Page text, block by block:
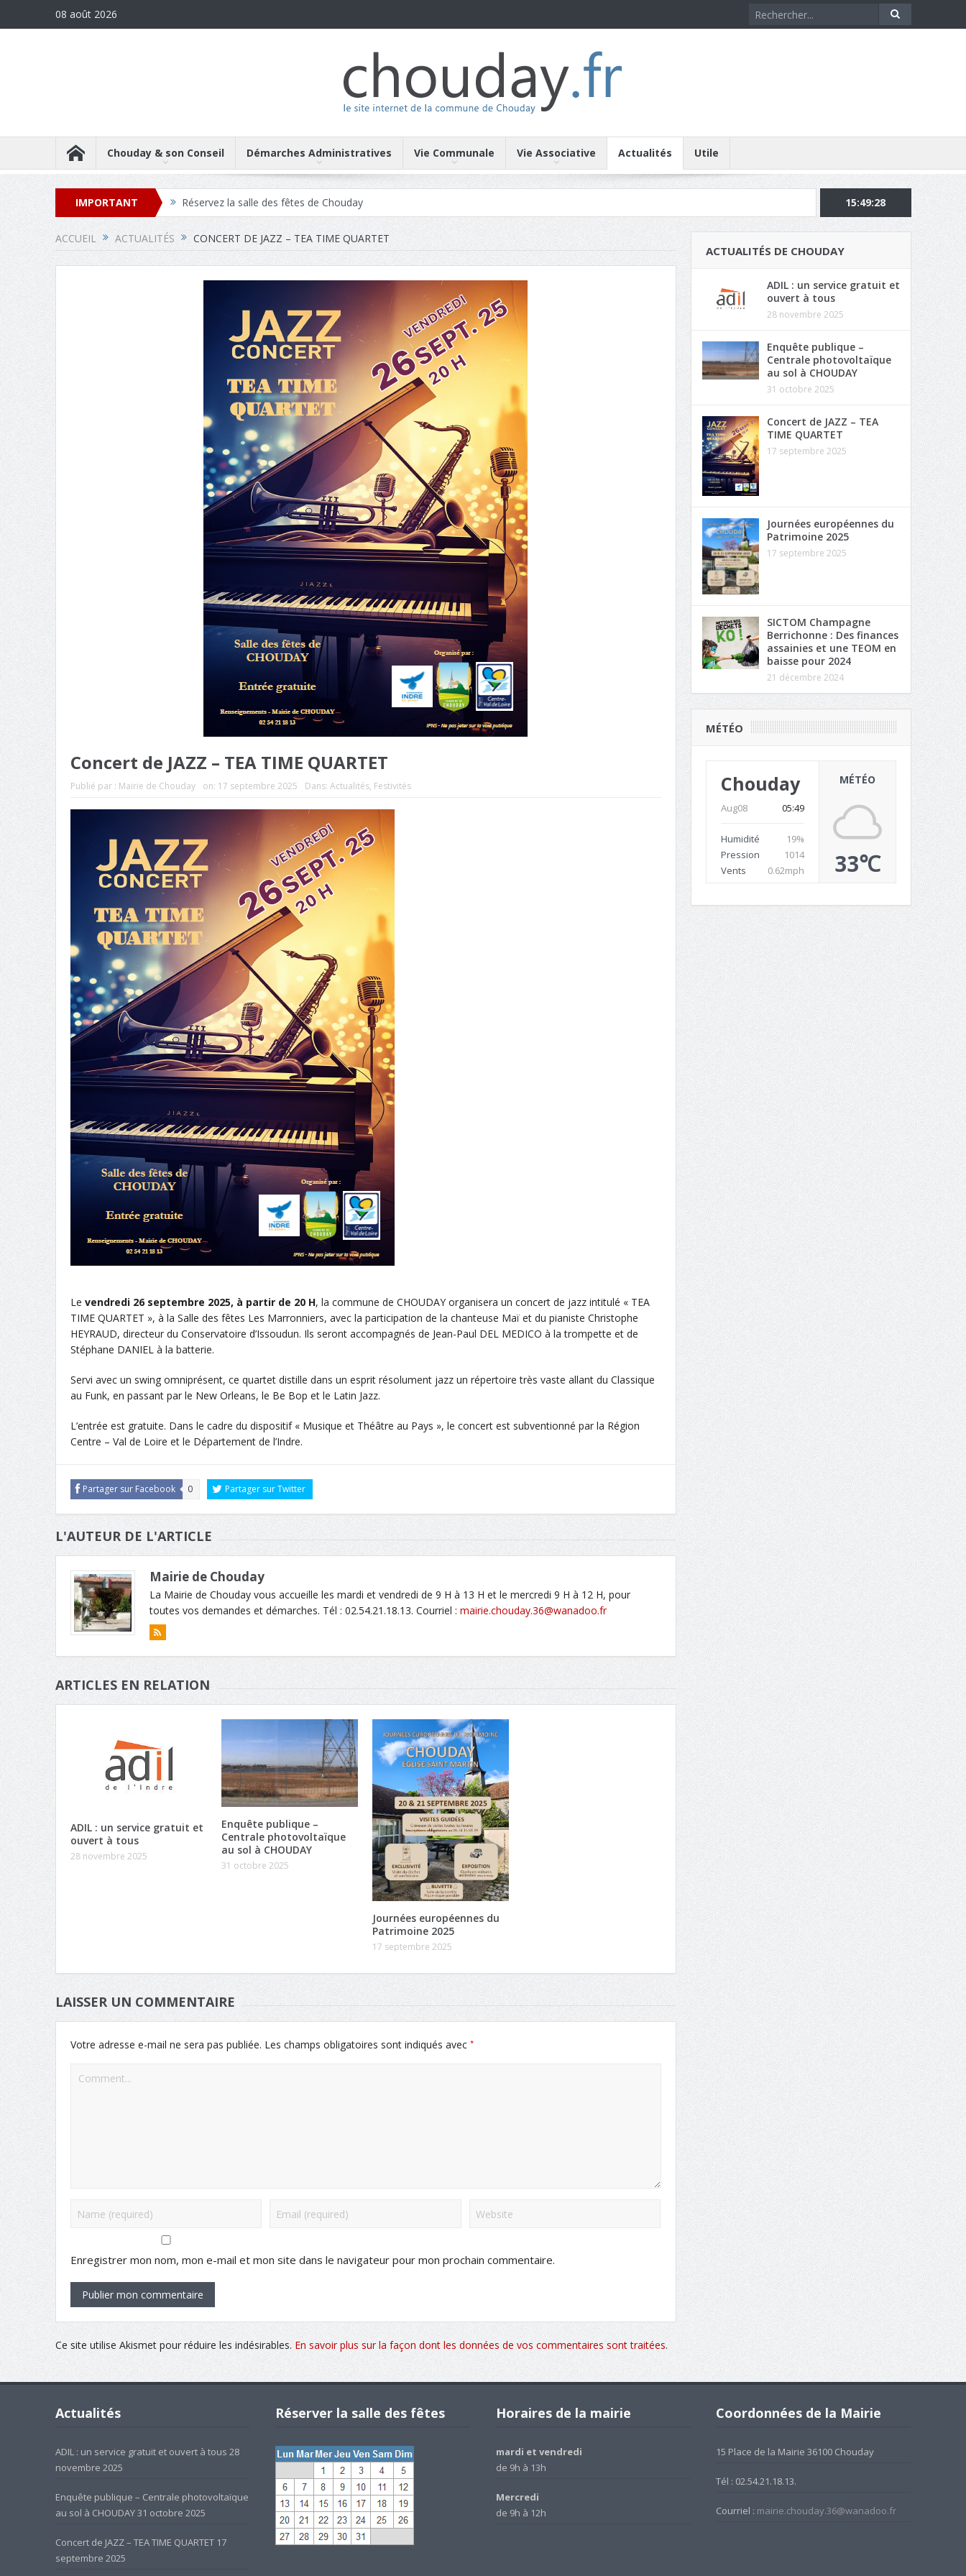
08 août 2026
Chouday & son Conseil Démarches Administratives Vie Communale Vie Associative Actualités Utile
IMPORTANT
Réservez la maison des associations de Chouday
Téléchargez les comptes-rendus des conseils municipaux de Chouday
Réservez la salle des fêtes de Chouday
15:49:29
ACCUEIL ACTUALITÉS CONCERT DE JAZZ – TEA TIME QUARTET
Concert de JAZZ – TEA TIME QUARTET
Publié par : Mairie de Chouday on: 17 septembre 2025 Dans: Actualités, Festivités
Le vendredi 26 septembre 2025, à partir de 20 H, la commune de CHOUDAY organisera un concert de jazz intitulé « TEA
TIME QUARTET », à la Salle des fêtes Les Marronniers, avec la participation de la chanteuse Maï et du pianiste Christophe
HEYRAUD, directeur du Conservatoire d’Issoudun. Ils seront accompagnés de Jean-Paul DEL MEDICO à la trompette et de
Stéphane DANIEL à la batterie.
Servi avec un swing omniprésent, ce quartet distille dans un esprit résolument jazz un répertoire très vaste allant du Classique
au Funk, en passant par le New Orleans, le Be Bop et le Latin Jazz.
L’entrée est gratuite. Dans le cadre du dispositif « Musique et Théâtre au Pays », le concert est subventionné par la Région
Centre – Val de Loire et le Département de l’Indre.
Partager sur Facebook 0 Partager sur Twitter
L'AUTEUR DE L'ARTICLE
Mairie de Chouday
La Mairie de Chouday vous accueille les mardi et vendredi de 9 H à 13 H et le mercredi 9 H à 12 H, pour
toutes vos demandes et démarches. Tél : 02.54.21.18.13. Courriel : mairie.chouday.36@wanadoo.fr
ARTICLES EN RELATION
ADIL : un service gratuit et
ouvert à tous
28 novembre 2025
Enquête publique –
Centrale photovoltaïque
au sol à CHOUDAY
31 octobre 2025
Journées européennes du
Patrimoine 2025
17 septembre 2025
LAISSER UN COMMENTAIRE
Votre adresse e-mail ne sera pas publiée. Les champs obligatoires sont indiqués avec *
Enregistrer mon nom, mon e-mail et mon site dans le navigateur pour mon prochain commentaire.
Ce site utilise Akismet pour réduire les indésirables. En savoir plus sur la façon dont les données de vos commentaires sont traitées.
ACTUALITÉS DE CHOUDAY
ADIL : un service gratuit et
ouvert à tous
28 novembre 2025
Enquête publique –
Centrale photovoltaïque
au sol à CHOUDAY
31 octobre 2025
Concert de JAZZ – TEA
TIME QUARTET
17 septembre 2025
Journées européennes du
Patrimoine 2025
17 septembre 2025
SICTOM Champagne
Berrichonne : Des finances
assainies et une TEOM en
baisse pour 2024
21 décembre 2024
MÉTÉO
Chouday
Aug08 05:49
Humidité
19%
Pression
1014
Vents
0.62mph
MÉTÉO
33℃
Actualités
ADIL : un service gratuit et ouvert à tous 28
novembre 2025
Enquête publique – Centrale photovoltaïque
au sol à CHOUDAY31 octobre 2025
Concert de JAZZ – TEA TIME QUARTET 17
septembre 2025
Réserver la salle des fêtes Horaires de la mairie
mardi et vendredi
de 9h à 13h
Mercredi
de 9h à 12h
Coordonnées de la Mairie
15 Place de la Mairie 36100 Chouday
Tél : 02.54.21.18.13.
Courriel : mairie.chouday.36@wanadoo.fr